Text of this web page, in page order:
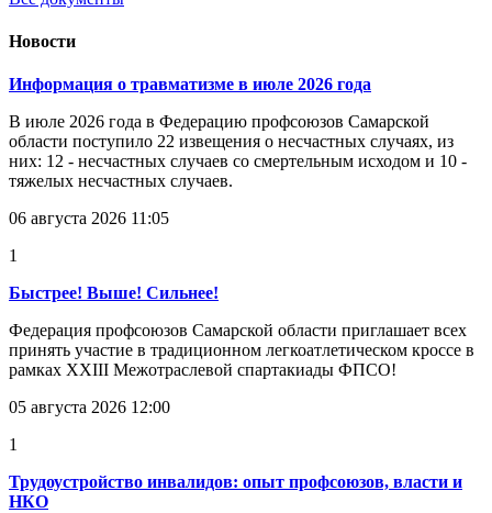
Новости
Информация о травматизме в июле 2026 года
В июле 2026 года в Федерацию профсоюзов Самарской
области поступило 22 извещения о несчастных случаях, из
них: 12 - несчастных случаев со смертельным исходом и 10 -
тяжелых несчастных случаев.
06 августа 2026 11:05
1
Быстрее! Выше! Сильнее!
Федерация профсоюзов Самарской области приглашает всех
принять участие в традиционном легкоатлетическом кроссе в
рамках XXIII Межотраслевой спартакиады ФПСО!
05 августа 2026 12:00
1
Трудоустройство инвалидов: опыт профсоюзов, власти и
НКО